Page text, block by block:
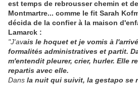
est temps de rebrousser chemin et
Montmartre... comme le fit Sarah
décida de la confier à la maison
Lamarck :
"J'avais le hoquet et je vomis à
formalités administratives et partit.
m'entendit pleurer, crier, hurler. Elle
repartis avec elle.
Dans la nuit qui suivit, la gestapo se